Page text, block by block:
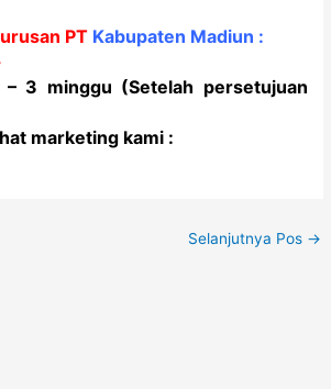
PT Kabupaten Madiun :
– 3 minggu (Setelah persetujuan
marketing kami :
Selanjutnya Pos →